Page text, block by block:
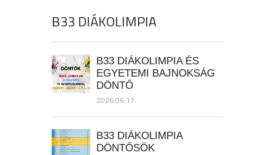
B33 DIÁKOLIMPIA
B33 DIÁKOLIMPIA ÉS
EGYETEMI BAJNOKSÁG
DÖNTŐ
2026.06.17.
B33 DIÁKOLIMPIA
DÖNTŐSÖK